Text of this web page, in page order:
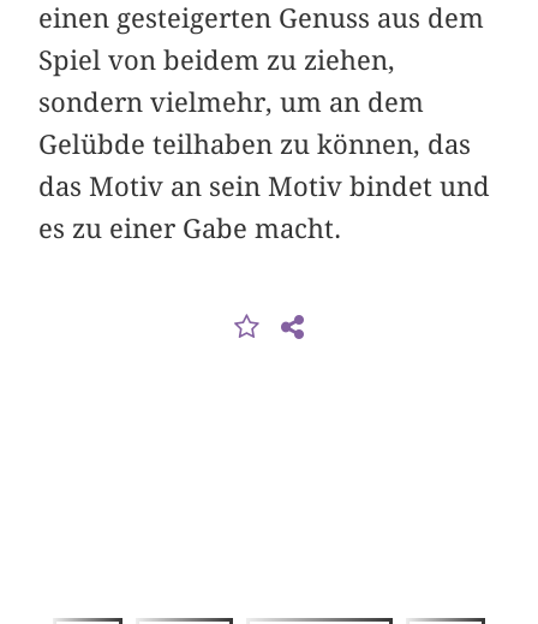
einen gesteigerten Genuss aus dem
Spiel von beidem zu ziehen,
sondern vielmehr, um an dem
Gelübde teilhaben zu können, das
das Motiv an sein Motiv bindet und
es zu einer Gabe macht.